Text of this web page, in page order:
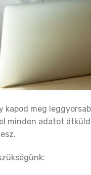
meg
minden adatot